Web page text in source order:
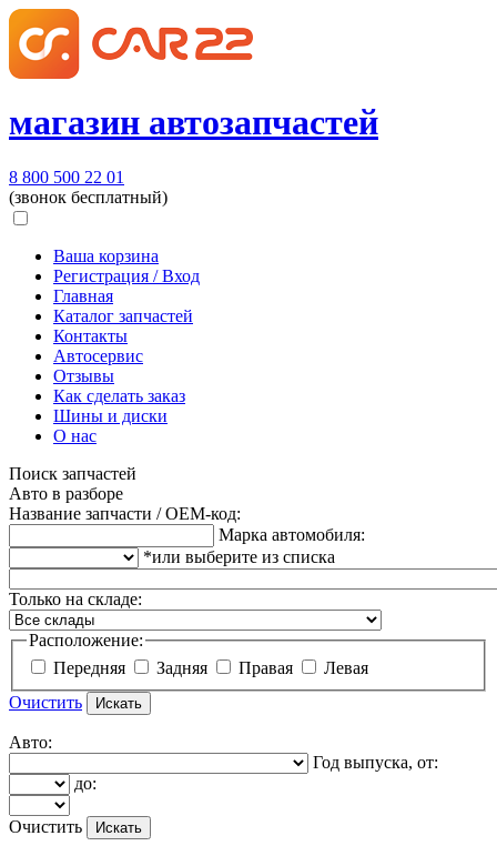
магазин автозапчастей
8 800 500 22 01
(звонок бесплатный)
Ваша корзина
Регистрация / Вход
Главная
Каталог запчастей
Контакты
Автосервис
Отзывы
Как сделать заказ
Шины и диски
О нас
Поиск запчастей
Авто в разборе
Название запчасти / OEM-код:
Марка автомобиля:
*или выберите из списка
Только на складе:
Расположение:
Передняя
Задняя Правая
Левая
Очистить
Авто:
Год выпуска, от:
до:
Очистить